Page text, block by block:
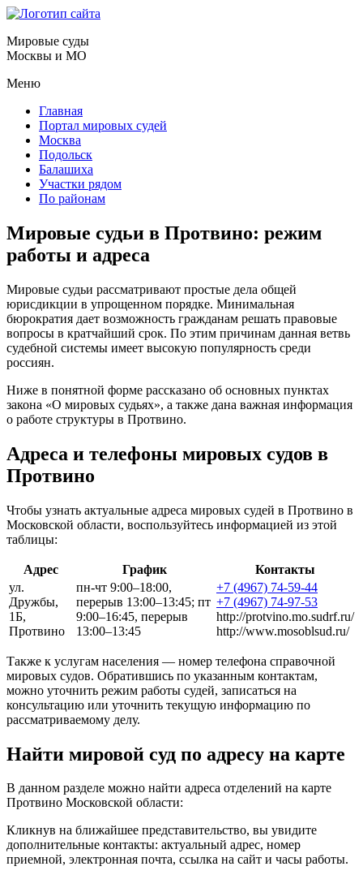
Мировые суды
Москвы и МО
Меню
Главная
Портал мировых судей
Москва
Подольск
Балашиха
Участки рядом
По районам
Мировые судьи в Протвино: режим
работы и адреса
Мировые судьи рассматривают простые дела общей
юрисдикции в упрощенном порядке. Минимальная
бюрократия дает возможность гражданам решать правовые
вопросы в кратчайший срок. По этим причинам данная ветвь
судебной системы имеет высокую популярность среди
россиян.
Ниже в понятной форме рассказано об основных пунктах
закона «О мировых судьях», а также дана важная информация
о работе структуры в Протвино.
Адреса и телефоны мировых судов в
Протвино
Чтобы узнать актуальные адреса мировых судей в Протвино в
Московской области, воспользуйтесь информацией из этой
таблицы:
Адрес График
Контакты
ул.
Дружбы,
1Б,
Протвино
пн-чт 9:00–18:00,
перерыв 13:00–13:45; пт
9:00–16:45, перерыв
13:00–13:45
+7 (4967) 74-59-44
+7 (4967) 74-97-53
http://protvino.mo.sudrf.ru/
http://www.mosoblsud.ru/
Также к услугам населения — номер телефона справочной
мировых судов. Обратившись по указанным контактам,
можно уточнить режим работы судей, записаться на
консультацию или уточнить текущую информацию по
рассматриваемому делу.
Найти мировой суд по адресу на карте
В данном разделе можно найти адреса отделений на карте
Протвино Московской области:
Кликнув на ближайшее представительство, вы увидите
дополнительные контакты: актуальный адрес, номер
приемной, электронная почта, ссылка на сайт и часы работы.